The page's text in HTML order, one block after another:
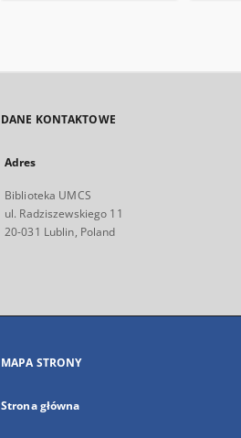
DANE KONTAKTOWE
Adres
Biblioteka UMCS
ul. Radziszewskiego 11
20-031 Lublin, Poland
MAPA STRONY
Strona główna